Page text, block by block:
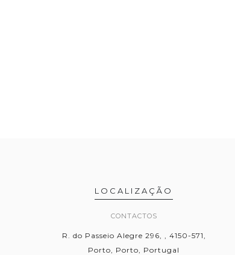
LOCALIZAÇÃO
CONTACTOS
R. do Passeio Alegre 296, , 4150-571,
Porto, Porto, Portugal